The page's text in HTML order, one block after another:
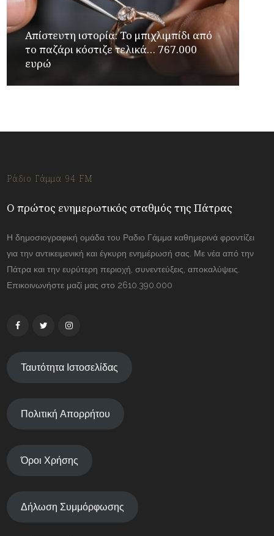
Απίστευτη ιστορία: Το μπιχλιμπίδι από
το παζάρι κόστιζε τελικά… 767.000
ευρώ
Ράδιο Γάμμα 94 FM
Ο πρώτος ενημερωτικός σταθμός της Πάτρας
Η δημοσιογραφική ομάδα του Ραδιο Γάμμα καθημερινά φροντίζει
για την αντικειμενική και έγκυρη ενημέρωσή σας. Με νέα από την
Πάτρα και την ευρύτερη περιοχή, συνεντεύξεις, αποκαλύψεις.
Επικοινωνήστε μαζί μας στο 2610.390.000
Ταυτότητα Ιστοσελίδας
Πολιτική Απορρήτου
Όροι Χρήσης
Δήλωση Συμμόρφωσης